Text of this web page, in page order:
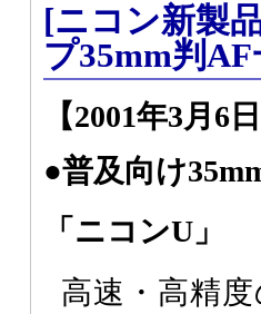
[ニコン新製
プ35mm判
【2001年3月6
●普及向け
「ニコンU」
高速・高精